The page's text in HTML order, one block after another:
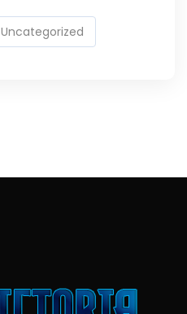
Uncategorized